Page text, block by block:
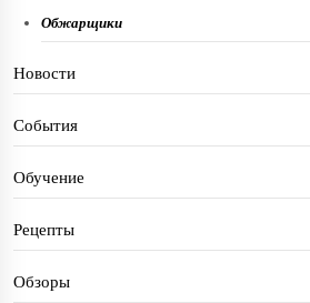
Обжарщики
Новости
События
Обучение
Рецепты
Обзоры